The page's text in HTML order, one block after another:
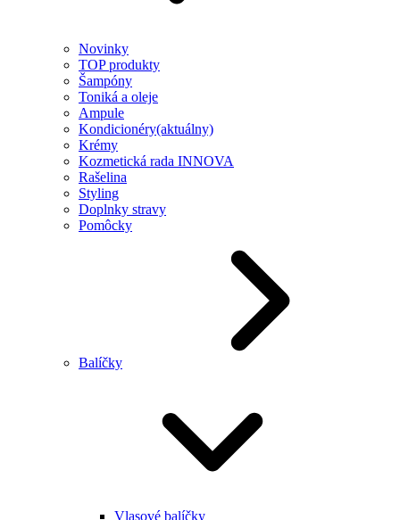
Novinky
TOP produkty
Šampóny
Toniká a oleje
Ampule
Kondicionéry(aktuálny)
Krémy
Kozmetická rada INNOVA
Rašelina
Styling
Doplnky stravy
Pomôcky
Balíčky
Vlasové balíčky